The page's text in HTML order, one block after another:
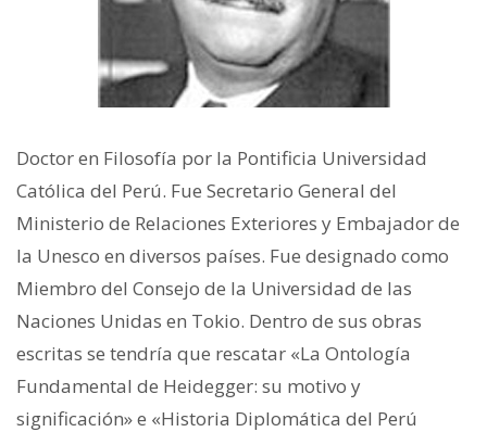
Doctor en Filosofía por la Pontificia Universidad
Católica del Perú. Fue Secretario General del
Ministerio de Relaciones Exteriores y Embajador de
la Unesco en diversos países. Fue designado como
Miembro del Consejo de la Universidad de las
Naciones Unidas en Tokio. Dentro de sus obras
escritas se tendría que rescatar «La Ontología
Fundamental de Heidegger: su motivo y
significación» e «Historia Diplomática del Perú